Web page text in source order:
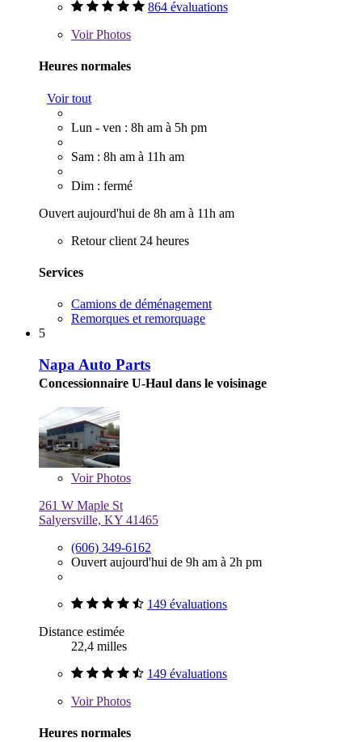
864 évaluations
VoirPhotos
Heures normales
Voir tout
Lun - ven : 8h am à 5h pm
Sam : 8h am à 11h am
Dim : fermé
Ouvert aujourd'hui de 8h am à 11h am
Retour client 24 heures
Services
Camions de déménagement
Remorques et remorquage
5
Napa Auto Parts
Concessionnaire U-Haul dans le voisinage
VoirPhotos
261 W Maple St
Salyersville, KY 41465
(606) 349-6162
Ouvert aujourd'hui de 9h am à 2h pm
149 évaluations
Distance estimée
22,4 milles
149 évaluations
VoirPhotos
Heures normales